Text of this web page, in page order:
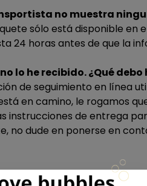
no muestra
sólo está disponible
24 horas antes de que la
lo he recibido. ¿Qué debo
de seguimiento en línea
en camino, le rogamos
instrucciones de entrega
no dude en ponerse en
momento de la entrega?